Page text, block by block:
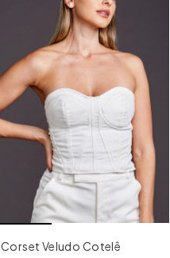
Corset Veludo Cotelê